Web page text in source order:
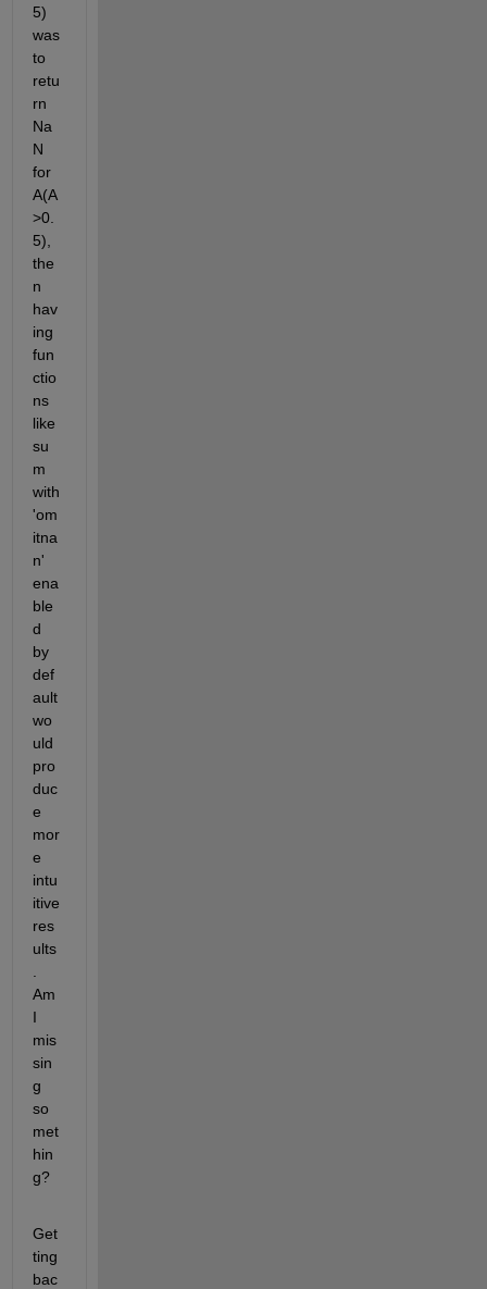
5)
was
to
retu
rn
Na
N
for
A(A
>0.
5),
the
n
hav
ing
fun
ctio
ns
like
su
m
with
'om
itna
n'
ena
ble
d
by
def
ault
wo
uld
pro
duc
e
mor
e
intu
itive
res
ults
Am
I
mis
sin
g
so
met
hin
g?
Get
ting
bac